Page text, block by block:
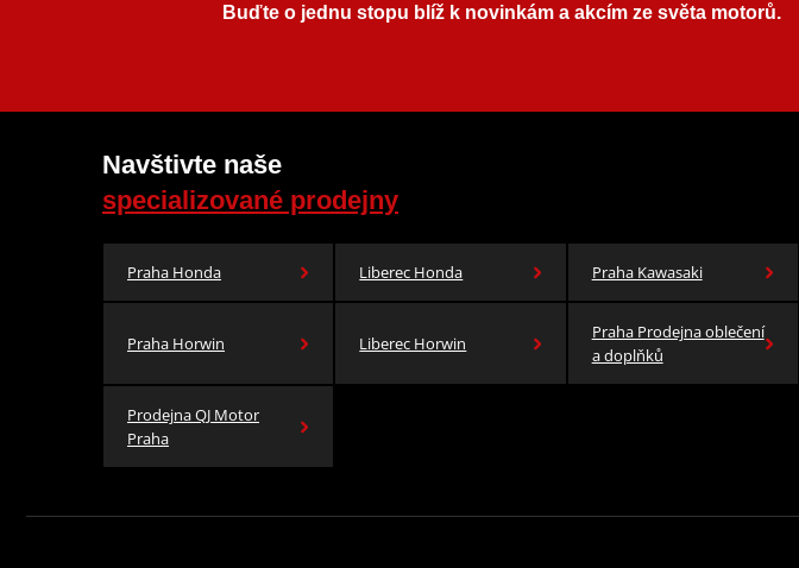
Buďte o jednu stopu blíž k novinkám a akcím ze světa motorů.
Navštivte naše
specializované prodejny
Praha Honda Liberec Honda Praha Kawasaki
Praha Horwin Liberec Horwin
Praha Prodejna oblečení
a doplňků
Prodejna QJ Motor
Praha